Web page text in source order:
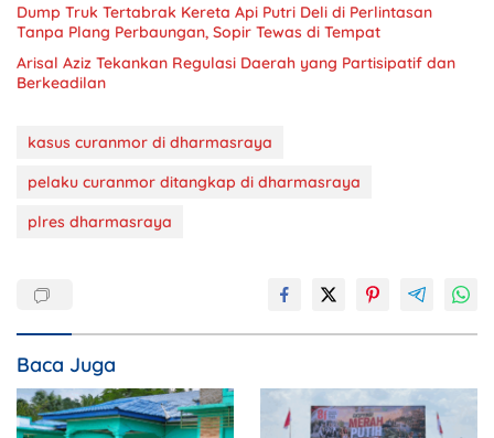
Dump Truk Tertabrak Kereta Api Putri Deli di Perlintasan
Tanpa Plang Perbaungan, Sopir Tewas di Tempat
Arisal Aziz Tekankan Regulasi Daerah yang Partisipatif dan
Berkeadilan
kasus curanmor di dharmasraya
pelaku curanmor ditangkap di dharmasraya
plres dharmasraya
Baca Juga